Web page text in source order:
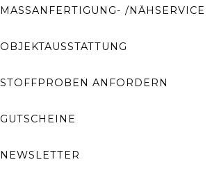
MASSANFERTIGUNG- /NÄHSERVICE
OBJEKTAUSSTATTUNG
STOFFPROBEN ANFORDERN
GUTSCHEINE
NEWSLETTER